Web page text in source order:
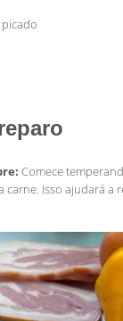
Comece
carne. Isso ajudará a